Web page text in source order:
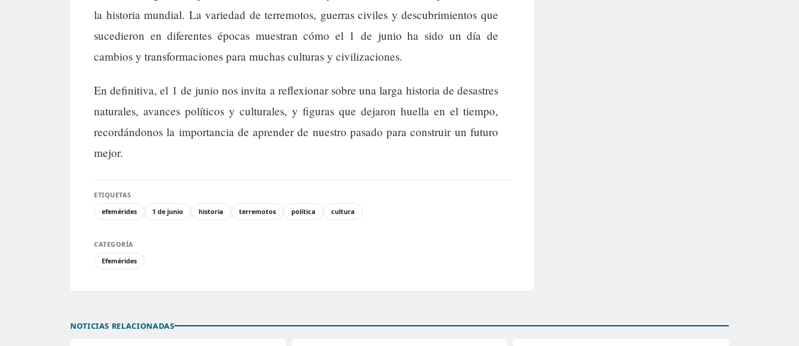
la historia mundial. La variedad de terremotos, guerras civiles y descubrimientos que
sucedieron en diferentes épocas muestran cómo el 1 de junio ha sido un día de
cambios y transformaciones para muchas culturas y civilizaciones.
En definitiva, el 1 de junio nos invita a reflexionar sobre una larga historia de desastres
naturales, avances políticos y culturales, y figuras que dejaron huella en el tiempo,
recordándonos la importancia de aprender de nuestro pasado para construir un futuro
mejor.
ETIQUETAS
efemérides
1 de junio historia terremotos política cultura
CATEGORÍA
Efemérides
NOTICIAS RELACIONADAS